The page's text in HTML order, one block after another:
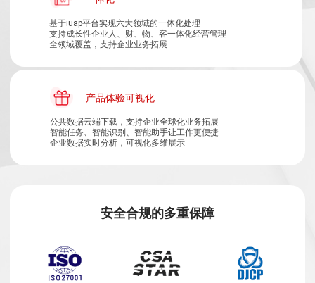
基于iuap平台实现六大领域的一体化处理
支持成长性企业人、财、物、客一体化经营管理
全领域覆盖，支持企业业务拓展
产品体验可视化
公共数据云端下载，支持企业全球化业务拓展
智能任务、智能识别、智能助手让工作更便捷
企业数据实时分析，可视化多维展示
安全合规的多重保障